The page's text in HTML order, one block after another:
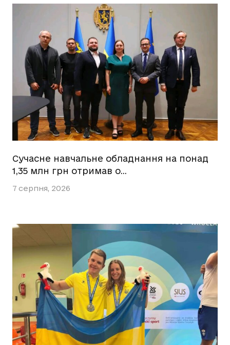
Сучасне навчальне обладнання на понад
1,35 млн грн отримав о…
7 серпня, 2026